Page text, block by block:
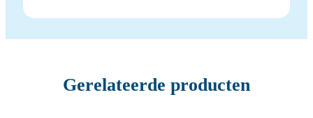
Gerelateerde producten